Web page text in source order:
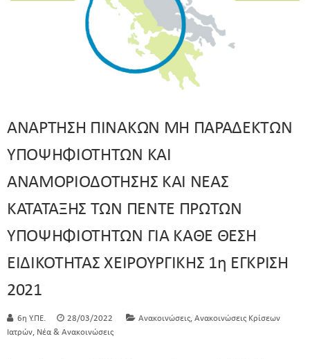
ΑΝΑΡΤΗΣΗ ΠΙΝΑΚΩΝ ΜΗ ΠΑΡΑΔΕΚΤΩΝ
ΥΠΟΨΗΦΙΟΤΗΤΩΝ ΚΑΙ
ΑΝΑΜΟΡΙΟΔΟΤΗΣΗΣ ΚΑΙ ΝΕΑΣ
ΚΑΤΑΤΑΞΗΣ ΤΩΝ ΠΕΝΤΕ ΠΡΩΤΩΝ
ΥΠΟΨΗΦΙΟΤΗΤΩΝ ΓΙΑ ΚΑΘΕ ΘΕΣΗ
ΕΙΔΙΚΟΤΗΤΑΣ ΧΕΙΡΟΥΡΓΙΚΗΣ 1η ΕΓΚΡΙΣΗ
2021
6η Υ.ΠΕ. 28/03/2022 Ανακοινώσεις, Ανακοινώσεις Κρίσεων
Ιατρών, Νέα & Ανακοινώσεις